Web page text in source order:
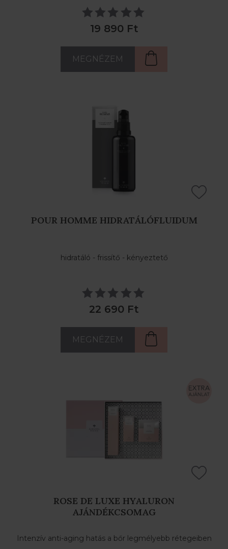
19 890 Ft
MEGNÉZEM
POUR HOMME HIDRATÁLÓFLUIDUM
hidratáló - frissítő - kényeztető
22 690 Ft
MEGNÉZEM
ROSE DE LUXE HYALURON
AJÁNDÉKCSOMAG
Intenzív anti-aging hatás a bőr legmélyebb rétegeiben